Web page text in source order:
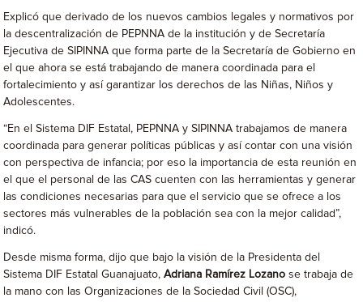
Explicó que derivado de los nuevos cambios legales y normativos por
la descentralización de PEPNNA de la institución y de Secretaría
Ejecutiva de SIPINNA que forma parte de la Secretaría de Gobierno en
el que ahora se está trabajando de manera coordinada para el
fortalecimiento y así garantizar los derechos de las Niñas, Niños y
Adolescentes.
“En el Sistema DIF Estatal, PEPNNA y SIPINNA trabajamos de manera
coordinada para generar políticas públicas y así contar con una visión
con perspectiva de infancia; por eso la importancia de esta reunión en
el que el personal de las CAS cuenten con las herramientas y generar
las condiciones necesarias para que el servicio que se ofrece a los
sectores más vulnerables de la población sea con la mejor calidad”,
indicó.
Desde misma forma, dijo que bajo la visión de la Presidenta del
Sistema DIF Estatal Guanajuato,Adriana Ramírez Lozano se trabaja de
la mano con las Organizaciones de la Sociedad Civil (OSC),